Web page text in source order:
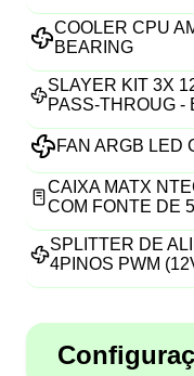
COOLER CPU
BEARING
SLAYER KIT 3X
PASS-THROUG -
FAN ARGB LED
CAIXA MATX
COM FONTE DE
SPLITTER DE
4PINOS PWM